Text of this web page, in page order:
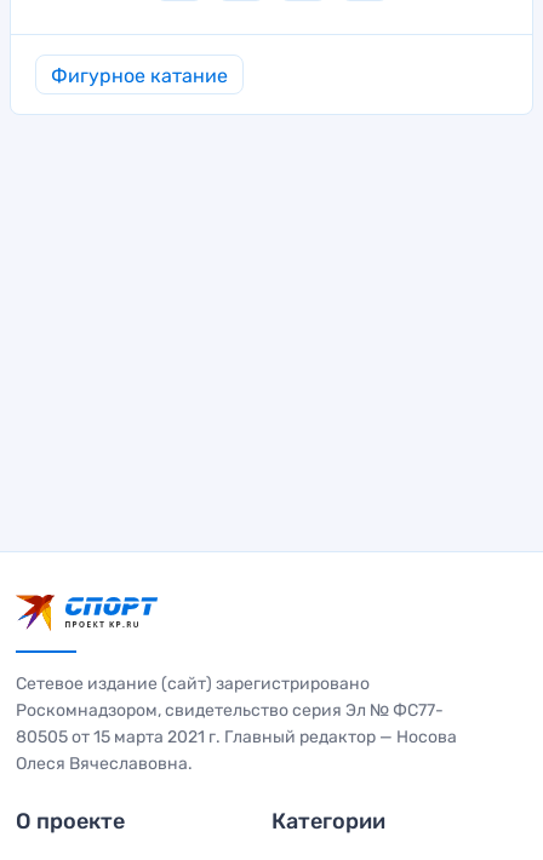
Фигурное катание
Сетевое издание (сайт) зарегистрировано
Роскомнадзором, свидетельство серия Эл № ФС77-
80505 от 15 марта 2021 г. Главный редактор — Носова
Олеся Вячеславовна.
О проекте Категории